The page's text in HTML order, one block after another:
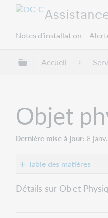
Notes d’installation
Développer/
Accueil
Objet
Dernière mise à jour 8
Table des matières
Classe
Détails sur Objet